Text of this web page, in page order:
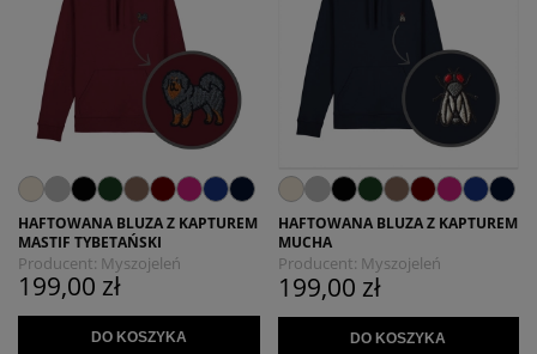
HAFTOWANA BLUZA Z KAPTUREM
MASTIF TYBETAŃSKI
Producent: Myszojeleń
199,00 zł
DO KOSZYKA
HAFTOWANA BLUZA Z KAPTUREM
MUCHA
Producent: Myszojeleń
199,00 zł
DO KOSZYKA